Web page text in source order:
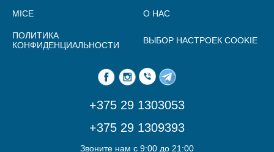
MICE О НАС
ПОЛИТИКА
КОНФИДЕНЦИАЛЬНОСТИ
ВЫБОР НАСТРОЕК COOKIE
+375 29 1303053
+375 29 1309393
Звоните нам с 9:00 до 21:00